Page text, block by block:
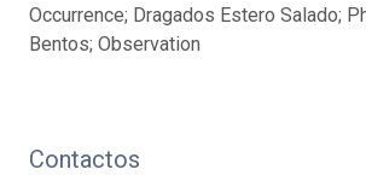
Occurrence; Dragados Estero Salado;
Bentos; Observation
Contactos